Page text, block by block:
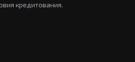
кредитования.